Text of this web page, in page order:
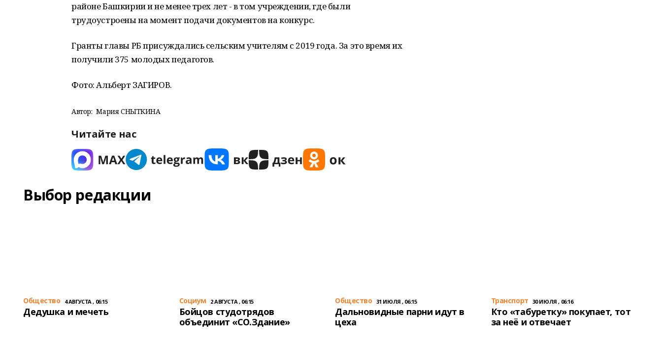
районе Башкирии и не менее трех лет - в том учреждении, где были
трудоустроены на момент подачи документов на конкурс.
Гранты главы РБ присуждались сельским учителям с 2019 года. За это время их
получили 375 молодых педагогов.
Фото: Альберт ЗАГИРОВ.
Автор: Мария СНЫТКИНА
Читайте нас
Выбор редакции
Общество 4 АВГУСТА , 06:15
Дедушка и мечеть
Cоциум 2 АВГУСТА , 06:15
Бойцов студотрядов
объединит «СО.Здание»
Общество 31 ИЮЛЯ , 06:15
Дальновидные парни идут в
цеха
Транспорт 30 ИЮЛЯ , 06:16
Кто «табуретку» покупает, тот
за неё и отвечает